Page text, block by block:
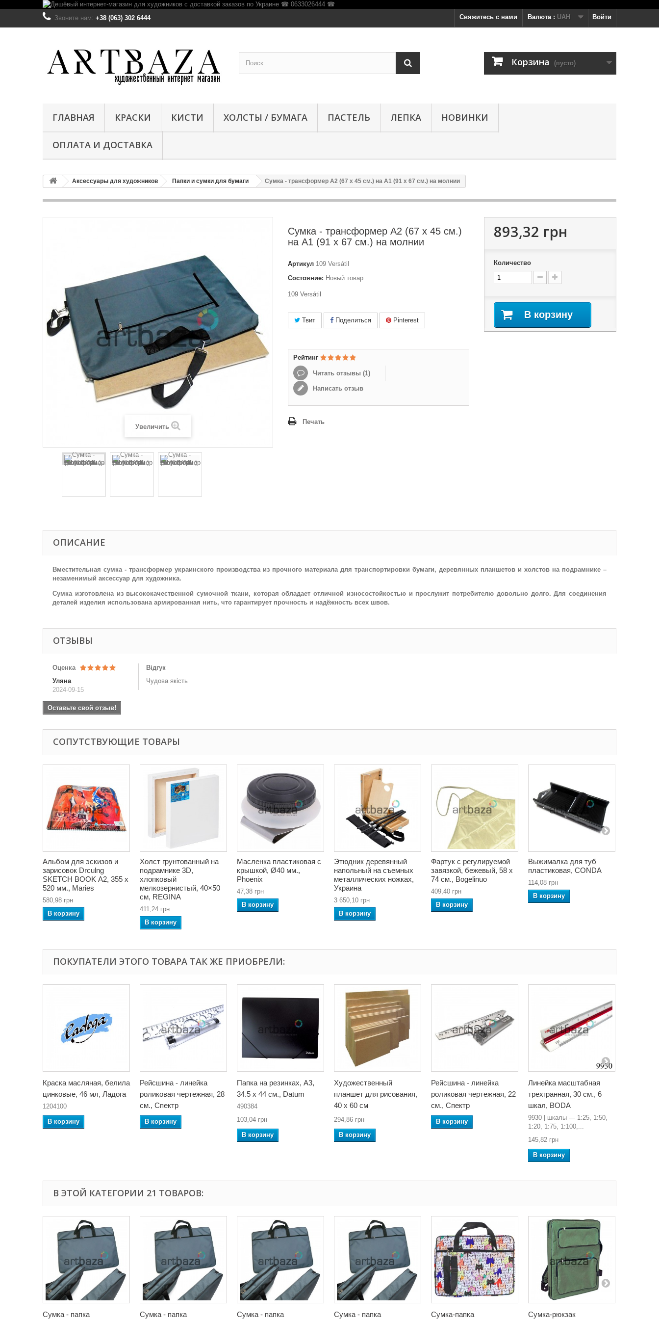
Войти
Валюта : UAH
Свяжитесь с нами
Звоните нам: +38 (063) 302 6444
Корзина (пусто)
ГЛАВНАЯ КРАСКИ КИСТИ ХОЛСТЫ / БУМАГА ПАСТЕЛЬ ЛЕПКА НОВИНКИ
ОПЛАТА И ДОСТАВКА
Аксессуары для художников Папки и сумки для бумаги Сумка - трансформер А2 (67 x 45 см.) на А1 (91 x 67 см.) на молнии
Увеличить
Сумка - трансформер А2 (67 x 45 см.)
на А1 (91 x 67 см.) на молнии
Артикул 109 Versátil
Состояние: Новый товар
109 Versátil
Твит Поделиться Pinterest
Рейтинг
Читать отзывы (1)
Написать отзыв
Печать
893,32 грн
Количество
В корзину
ОПИСАНИЕ
Вместительная сумка - трансформер украинского производства из прочного материала для транспортировки бумаги, деревянных планшетов и холстов на подрамнике –
незаменимый аксессуар для художника.
Сумка изготовлена из высококачественной сумочной ткани, которая обладает отличной износостойкостью и прослужит потребителю довольно долго. Для соединения
деталей изделия использована армированная нить, что гарантирует прочность и надёжность всех швов.
ОТЗЫВЫ
Оценка
Уляна
2024-09-15
Відгук
Чудова якість
Оставьте свой отзыв!
СОПУТСТВУЮЩИЕ ТОВАРЫ
Альбом для эскизов и
зарисовок Drculng
SKETCH BOOK А2, 355 х
520 мм., Maries
580,98 грн
В корзину
Холст грунтованный на
подрамнике 3D,
хлопковый
мелкозернистый, 40×50
см, REGINA
411,24 грн
В корзину
Масленка пластиковая с
крышкой, Ø40 мм.,
Phoenix
47,38 грн
В корзину
Этюдник деревянный
напольный на съемных
металлических ножках,
Украина
3 650,10 грн
В корзину
Фартук с регулируемой
завязкой, бежевый, 58 x
74 см., Bogelinuo
409,40 грн
В корзину
Выжималка для туб
пластиковая, CONDA
114,08 грн
В корзину
ПОКУПАТЕЛИ ЭТОГО ТОВАРА ТАК ЖЕ ПРИОБРЕЛИ:
Краска масляная, белила
цинковые, 46 мл, Ладога
1204100
В корзину
Рейсшина - линейка
роликовая чертежная, 28
см., Спектр
В корзину
Папка на резинках, А3,
34.5 x 44 см., Datum
490384
103,04 грн
В корзину
Художественный
планшет для рисования,
40 x 60 см
294,86 грн
В корзину
Рейсшина - линейка
роликовая чертежная, 22
см., Спектр
В корзину
Линейка масштабная
трехгранная, 30 см., 6
шкал, BODA
9930 | шкалы — 1:25, 1:50,
1:20, 1:75, 1:100,...
145,82 грн
В корзину
В ЭТОЙ КАТЕГОРИИ 21 ТОВАРОВ:
Сумка - папка
Сумка - папка
Сумка - папка
Сумка - папка
Сумка-папка
Сумка-рюкзак